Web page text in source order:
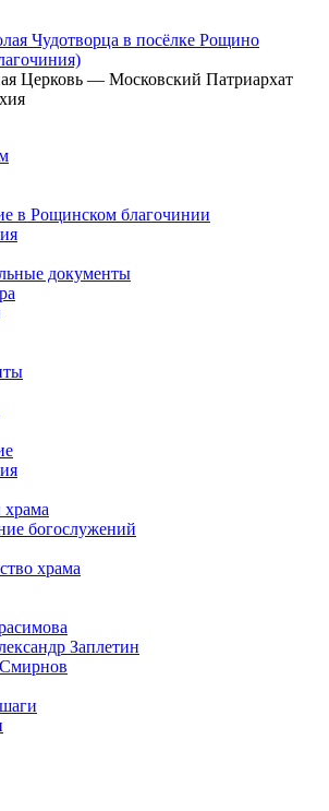
Чудотворца в посёлке Рощино
Церковь — Московский Патриархат
в Рощинском благочинии
документы
богослужений
храма
Заплетин